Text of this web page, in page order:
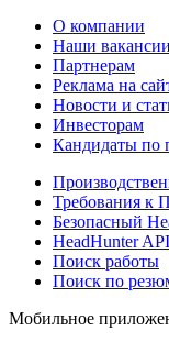
О компании
Наши вакансии
Партнерам
Реклама на
Новости и
Инвесторам
Кандидаты по
Требования к
Безопасный
HeadHunter API
Поиск работы
Поиск по
Мобильное